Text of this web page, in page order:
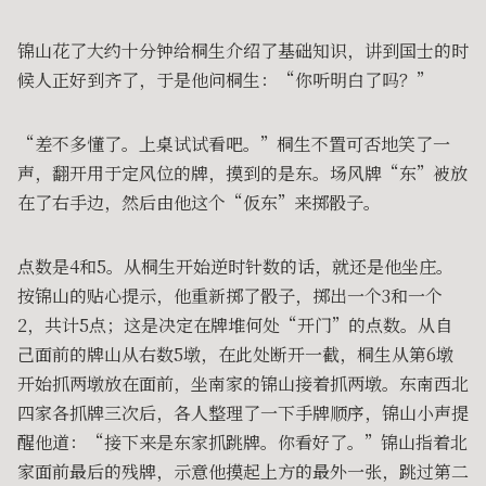
锦山花了大约十分钟给桐生介绍了基础知识，讲到国士的时
候人正好到齐了，于是他问桐生：“你听明白了吗？”
“差不多懂了。上桌试试看吧。”桐生不置可否地笑了一
声，翻开用于定风位的牌，摸到的是东。场风牌“东”被放
在了右手边，然后由他这个“仮东”来掷骰子。
点数是4和5。从桐生开始逆时针数的话，就还是他坐庄。
按锦山的贴心提示，他重新掷了骰子，掷出一个3和一个
2，共计5点；这是决定在牌堆何处“开门”的点数。从自
己面前的牌山从右数5墩，在此处断开一截，桐生从第6墩
开始抓两墩放在面前，坐南家的锦山接着抓两墩。东南西北
四家各抓牌三次后，各人整理了一下手牌顺序，锦山小声提
醒他道：“接下来是东家抓跳牌。你看好了。”锦山指着北
家面前最后的残牌，示意他摸起上方的最外一张，跳过第二